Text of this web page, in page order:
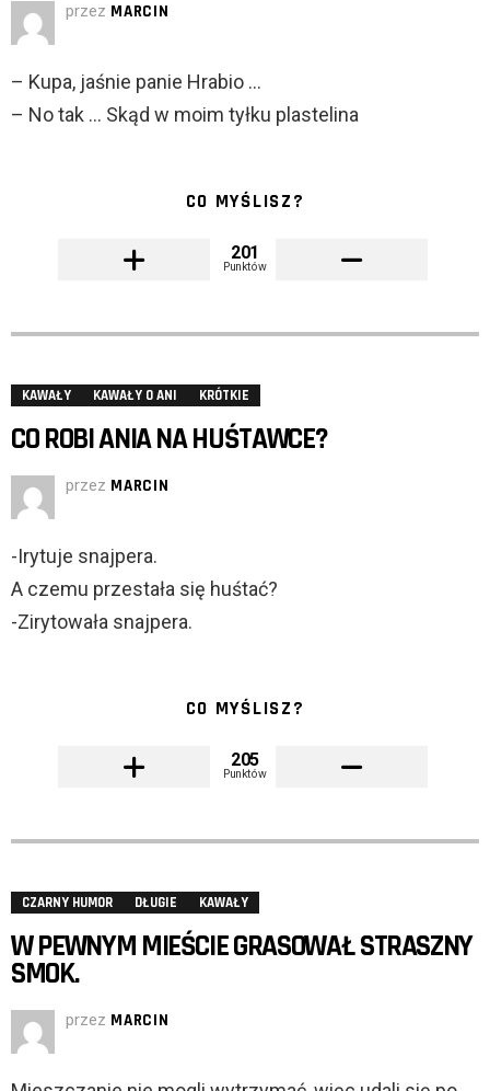
przez MARCIN
– Kupa, jaśnie panie Hrabio …
– No tak … Skąd w moim tyłku plastelina
CO MYŚLISZ?
201
Punktów
KAWAŁY KAWAŁY O ANI KRÓTKIE
CO ROBI ANIA NA HUŚTAWCE?
przez MARCIN
-Irytuje snajpera.
A czemu przestała się huśtać?
-Zirytowała snajpera.
CO MYŚLISZ?
205
Punktów
CZARNY HUMOR DŁUGIE KAWAŁY
W PEWNYM MIEŚCIE GRASOWAŁ STRASZNY
SMOK.
przez MARCIN